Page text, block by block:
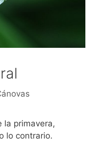
la primavera,
lo contrario.